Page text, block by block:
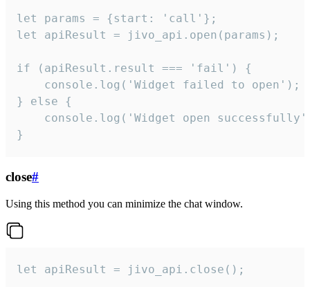
let params = {start: 'call'};
let apiResult = jivo_api.open(params);
if (apiResult.result === 'fail') {
    console.log('Widget failed to open');
} else {
console.log('Widget open
}
close#
Using this method you can minimize the chat window.
let apiResult = jivo_api.close();